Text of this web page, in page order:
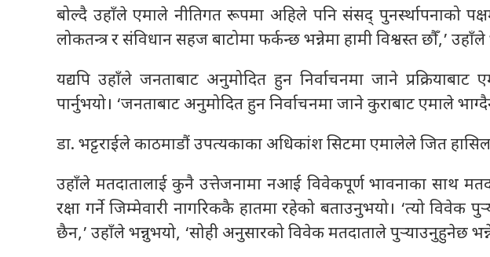
बोल्दै उहाँले एमाले नीतिगत रूपमा अहिले पनि संसद् पुनर्स्थापनाको
लोकतन्त्र र संविधान सहज बाटोमा फर्कन्छ भन्नेमा हामी विश्वस्त छौँ,’ उहाँले
यद्यपि उहाँले जनताबाट अनुमोदित हुन निर्वाचनमा जाने प्रक्रियाबाट
पार्नुभयो। ‘जनताबाट अनुमोदित हुन निर्वाचनमा जाने कुराबाट एमाले
डा. भट्टराईले काठमाडौं उपत्यकाका अधिकांश सिटमा एमालेले जित हासिल
उहाँले मतदातालाई कुनै उत्तेजनामा नआई विवेकपूर्ण भावनाका साथ
रक्षा गर्ने जिम्मेवारी नागरिककै हातमा रहेको बताउनुभयो। ‘त्यो विवेक
छैन,’ उहाँले भन्नुभयो, ‘सोही अनुसारको विवेक मतदाताले पुर्‍याउनुहुनेछ भन्ने